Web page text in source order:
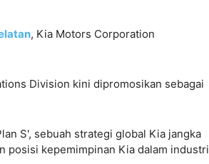
, Kia Motors Corporation
Division kini dipromosikan sebagai
S', sebuah strategi global Kia jangka
posisi kepemimpinan Kia dalam industri